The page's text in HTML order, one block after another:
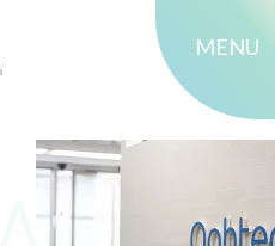
MENU